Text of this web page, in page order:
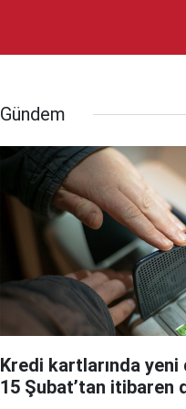
Gündem
Kredi kartlarında
15 Şubat’tan itibaren